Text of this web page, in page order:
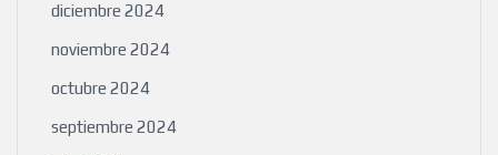
diciembre 2024
noviembre 2024
octubre 2024
septiembre 2024